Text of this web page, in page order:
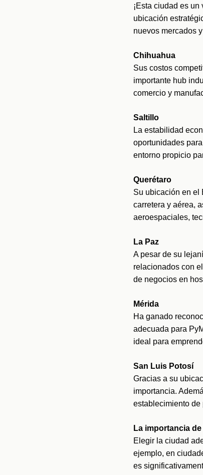
¡Esta ciudad es
ubicación
nuevos mercados
Chihuahua
Sus costos
importante hub
comercio y
Saltillo
La estabilidad
oportunidades
entorno propicio
Querétaro
Su ubicación en el
carretera y aérea,
aeroespaciales,
La Paz
A pesar de su
relacionados con
de negocios en
Mérida
Ha ganado
adecuada para
ideal para
San Luis Potosí
Gracias a su
importancia.
establecimiento de
La importancia
Elegir la ciudad
ejemplo, en
es